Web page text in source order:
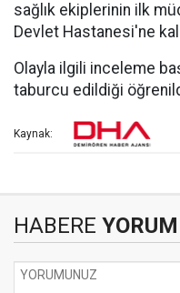
sağlık ekiplerinin ilk
Devlet Hastanesi'ne
​Olayla ilgili inceleme
taburcu edildiği
Kaynak:
HABERE